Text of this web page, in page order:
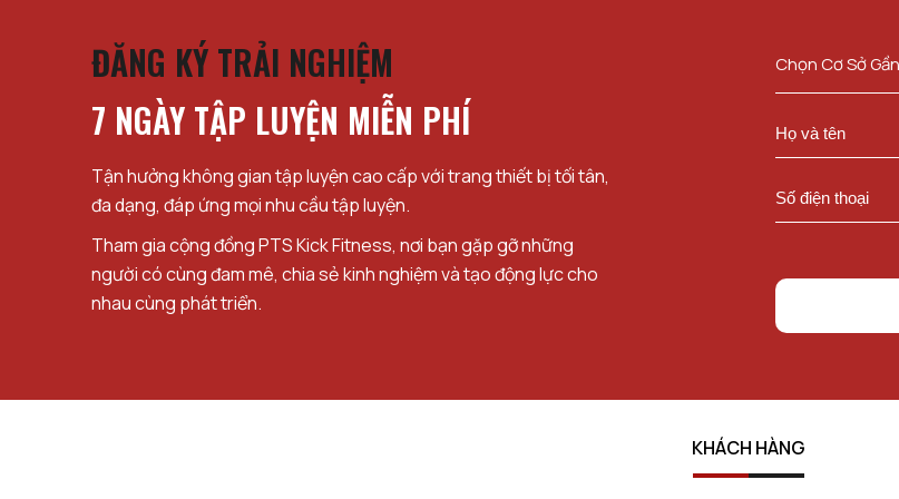
ĐĂNG KÝ TRẢI NGHIỆM
7 NGÀY TẬP LUYỆN MIỄN PHÍ
Tận hưởng không gian tập luyện cao cấp với trang thiết bị tối tân,
đa dạng, đáp ứng mọi nhu cầu tập luyện.
Tham gia cộng đồng PTS Kick Fitness, nơi bạn gặp gỡ những
người có cùng đam mê, chia sẻ kinh nghiệm và tạo động lực cho
nhau cùng phát triển.
Chọn Cơ Sở
KHÁCH HÀNG